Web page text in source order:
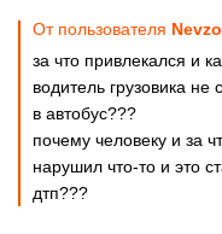
От пользователя
за что привлекался и
водитель грузовика
в автобус???
почему человеку и за
нарушил что-то и это
дтп???